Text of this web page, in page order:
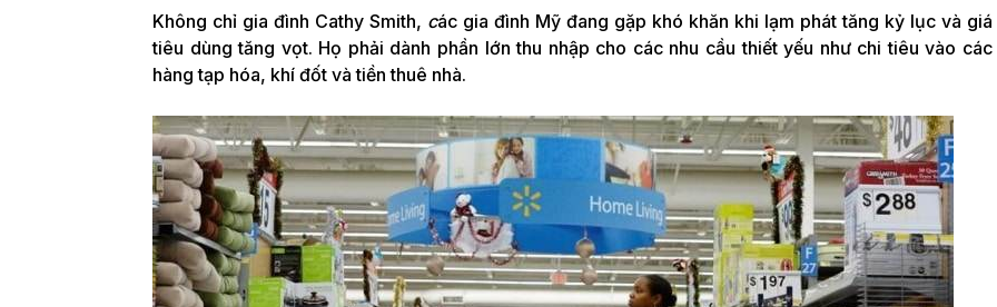
Không chỉ gia đình Cathy Smith, các gia đình Mỹ đang gặp khó khăn khi lạm phát tăng kỷ lục và giá
tiêu dùng tăng vọt. Họ phải dành phần lớn thu nhập cho các nhu cầu thiết yếu như chi tiêu vào các
hàng tạp hóa, khí đốt và tiền thuê nhà.